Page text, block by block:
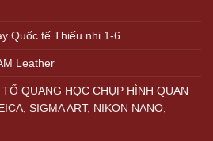
Quốc tế Thiếu nhi 1-6.
Leather
QUANG HỌC CHỤP HÌNH QUAN
SIGMA ART, NIKON NANO,